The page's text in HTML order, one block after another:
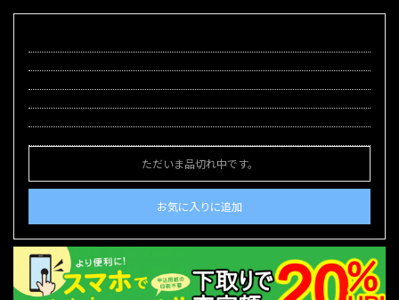
ただいま品切れ中です。
お気に入りに追加